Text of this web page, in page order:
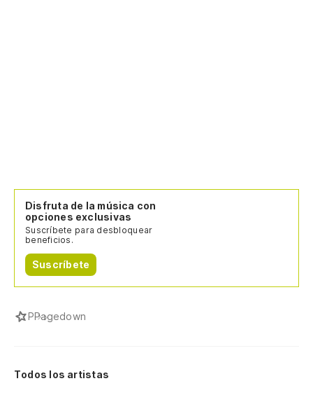
Disfruta de la música con
opciones exclusivas
Suscríbete para desbloquear
beneficios.
Suscríbete
PPagedown
Todos los artistas